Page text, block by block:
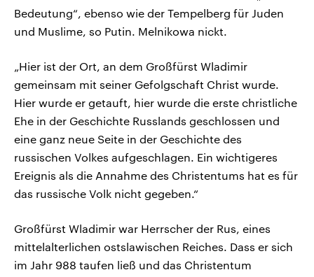
Bedeutung“, ebenso wie der Tempelberg für Juden
und Muslime, so Putin. Melnikowa nickt.
„Hier ist der Ort, an dem Großfürst Wladimir
gemeinsam mit seiner Gefolgschaft Christ wurde.
Hier wurde er getauft, hier wurde die erste christliche
Ehe in der Geschichte Russlands geschlossen und
eine ganz neue Seite in der Geschichte des
russischen Volkes aufgeschlagen. Ein wichtigeres
Ereignis als die Annahme des Christentums hat es für
das russische Volk nicht gegeben.“
Großfürst Wladimir war Herrscher der Rus, eines
mittelalterlichen ostslawischen Reiches. Dass er sich
im Jahr 988 taufen ließ und das Christentum